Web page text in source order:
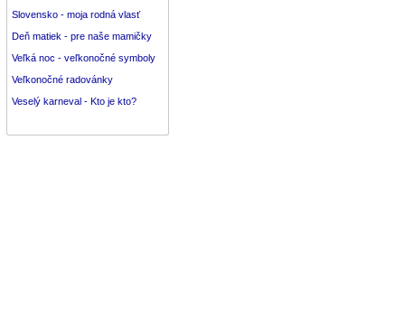
Slovensko - moja rodná vlasť
Deň matiek - pre naše mamičky
Veľká noc - veľkonočné symboly
Veľkonočné radovánky
Veselý karneval - Kto je kto?